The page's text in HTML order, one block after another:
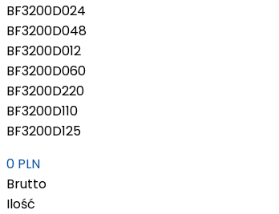
BF3200D024
BF3200D048
BF3200D012
BF3200D060
BF3200D220
BF3200D110
BF3200D125
0 PLN
Brutto
Ilość